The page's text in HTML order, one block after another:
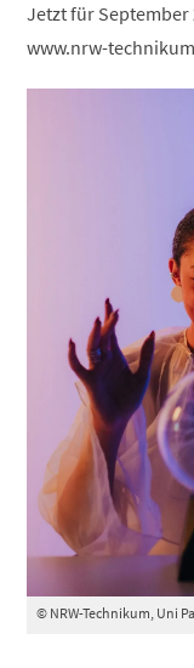
Jetzt für September
www.nrw-
© NRW-Technikum, Uni